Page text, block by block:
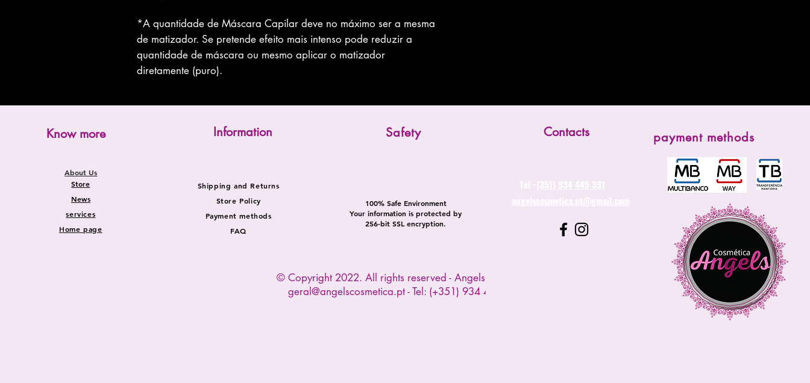
*A quantidade de Máscara Capilar deve no máximo ser a mesma
de matizador. Se pretende efeito mais intenso pode reduzir a
quantidade de máscara ou mesmo aplicar o matizador
diretamente (puro).
Know more
Store
News
services
Home page
About Us
Information
Shipping and Returns
Store Policy
Payment methods
FAQ
Safety
100% Safe Environment
Your information is protected by
256-bit SSL encryption.
© Copyright 2022. All rights reserved - Angels Cosmetica
geral@angelscosmetica.pt- Tel: (+351) 934 445 391
Contacts
Tel -(351) 934 445 391
angelscosmetica.pt@gmail.com
payment methods